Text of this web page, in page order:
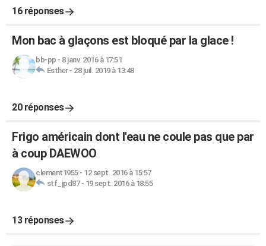
16 réponses
Mon bac à glaçons est bloqué par la glace !
bb-pp - 8 janv. 2016 à 17:51
Esther- 28 juil. 2019 à 13:48
20 réponses
Frigo américain dont l'eau ne coule pas que par
à coup DAEWOO
clement1955- 12 sept. 2016 à 15:57
stf_jpd87- 19 sept. 2016 à 18:55
13 réponses